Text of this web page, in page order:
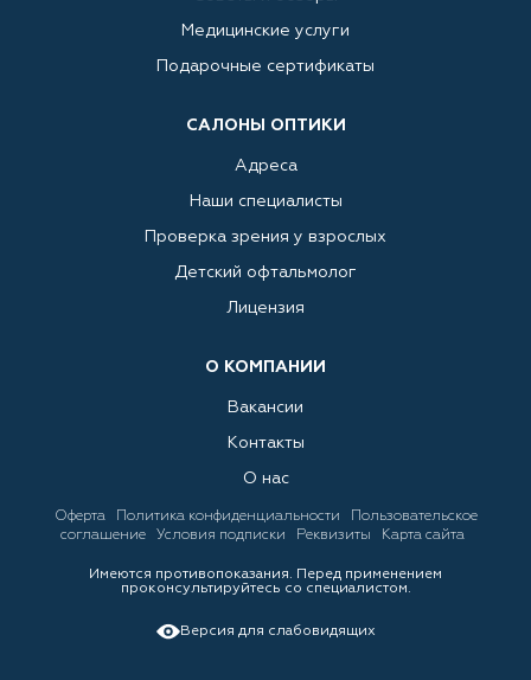
Медицинские услуги
Подарочные сертификаты
САЛОНЫ ОПТИКИ
Адреса
Наши специалисты
Проверка зрения у взрослых
Детский офтальмолог
Лицензия
О КОМПАНИИ
Вакансии
Контакты
О нас
Оферта Политика конфиденциальности
Пользовательское
соглашение
Условия подписки Реквизиты Карта сайта
Имеются противопоказания. Перед применением
проконсультируйтесь со специалистом.
Версия для слабовидящих